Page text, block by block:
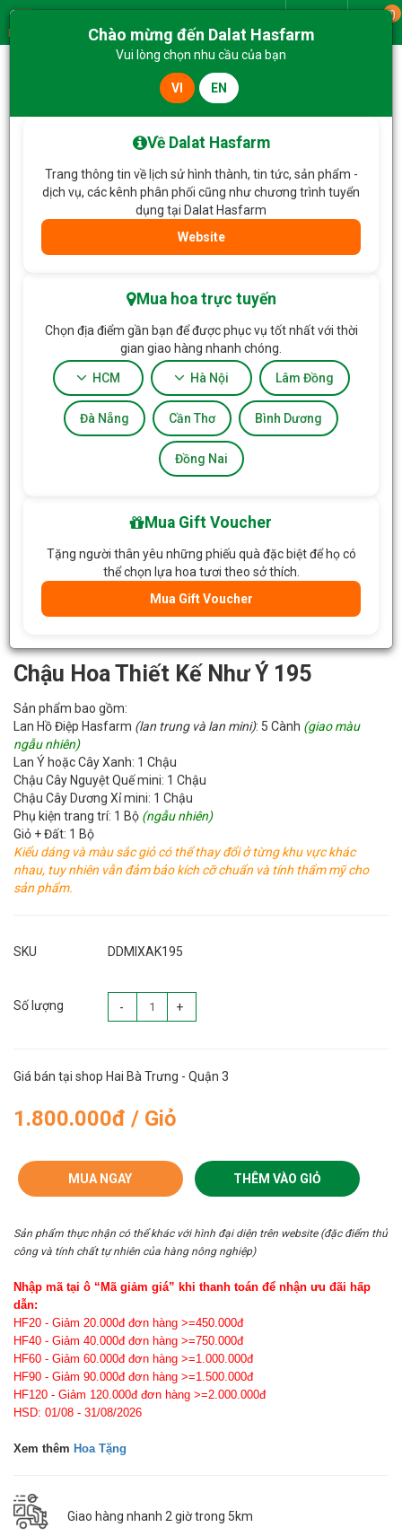
Menu
0
Chậu Hoa Thiết Kế Như Ý 195
Chậu Hoa Thiết Kế Như Ý 195
Sản phẩm bao gồm:
Lan Hồ Điệp Hasfarm (lan trung và lan mini): 5 Cành (giao màu
ngẫu nhiên)
Lan Ý hoặc Cây Xanh: 1 Chậu
Chậu Cây Nguyệt Quế mini: 1 Chậu
Chậu Cây Dương Xỉ mini: 1 Chậu
Phụ kiện trang trí: 1 Bộ (ngẫu nhiên)
Giỏ + Đất: 1 Bộ
Kiểu dáng và màu sắc giỏ có thể thay đổi ở từng khu vực khác
nhau, tuy nhiên vẫn đảm bảo kích cỡ chuẩn và tính thẩm mỹ cho
sản phẩm.
SKU DDMIXAK195
Số lượng - +
Giá bán tại shop Hai Bà Trưng - Quận 3
1.800.000đ / Giỏ
MUA NGAY THÊM VÀO GIỎ
Sản phẩm thực nhận có thể khác với hình đại diện trên website (đặc điểm thủ
công và tính chất tự nhiên của hàng nông nghiệp)
Nhập mã tại ô “Mã giảm giá” khi thanh toán để nhận ưu đãi hấp
dẫn:
HF20 - Giảm 20.000đ đơn hàng >=450.000đ
HF40 - Giảm 40.000đ đơn hàng >=750.000đ
HF60 - Giảm 60.000đ đơn hàng >=1.000.000đ
HF90 - Giảm 90.000đ đơn hàng >=1.500.000đ
HF120 - Giảm 120.000đ đơn hàng >=2.000.000đ
HSD: 01/08 - 31/08/2026
Xem thêm Hoa Tặng
Giao hàng nhanh 2 giờ trong 5km
Chào mừng đến Dalat Hasfarm
Vui lòng chọn nhu cầu của bạn
VI EN
Về Dalat Hasfarm
Trang thông tin về lịch sử hình thành, tin tức, sản phẩm -
dịch vụ, các kênh phân phối cũng như chương trình tuyển
dụng tại Dalat Hasfarm
Website
Mua hoa trực tuyến
Chọn địa điểm gần bạn để được phục vụ tốt nhất với thời
gian giao hàng nhanh chóng.
HCM Hà Nội Lâm Đồng
Đà Nẵng Cần Thơ Bình Dương
Đồng Nai
Mua Gift Voucher
Tặng người thân yêu những phiếu quà đặc biệt để họ có
thể chọn lựa hoa tươi theo sở thích.
Mua Gift Voucher